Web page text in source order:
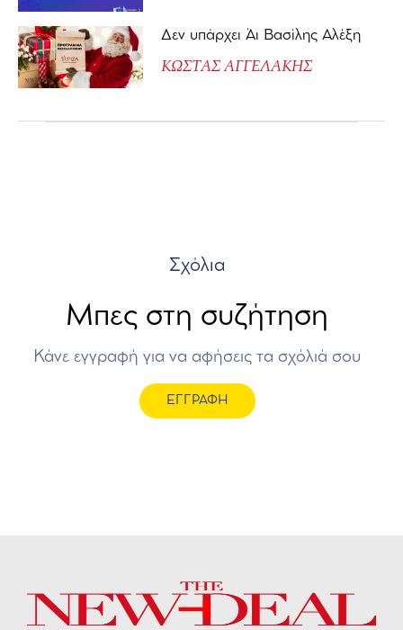
Δεν υπάρχει Άι Βασίλης Αλέξη
ΚΩΣΤΑΣ ΑΓΓΕΛΑΚΗΣ
Σχόλια
Μπες στη συζήτηση
Κάνε εγγραφή για να αφήσεις τα σχόλιά σου
ΕΓΓΡΑΦΗ